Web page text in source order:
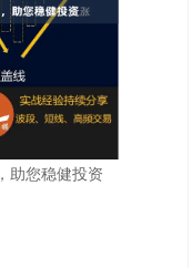
助您稳健投资